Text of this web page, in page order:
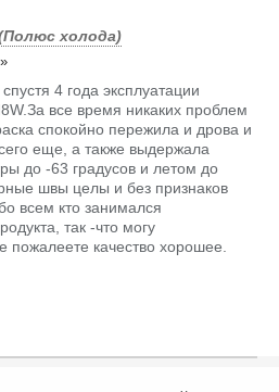
холода)
4 года эксплуатации
все время никаких проблем
спокойно пережила и дрова и
еще, а также выдержала
до -63 градусов и летом до
швы целы и без признаков
всем кто занимался
так -что могу
пожалеете качество хорошее.